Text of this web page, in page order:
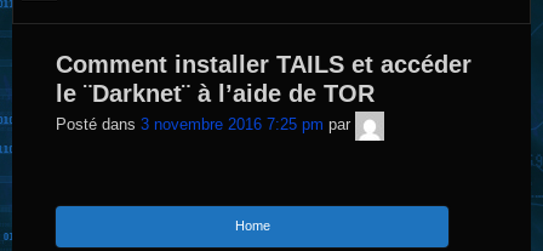
Comment installer TAILS et accéder
le ¨Darknet¨ à l’aide de TOR
Posté dans 3 novembre 2016 7:25 pm par
Sécurité
Home